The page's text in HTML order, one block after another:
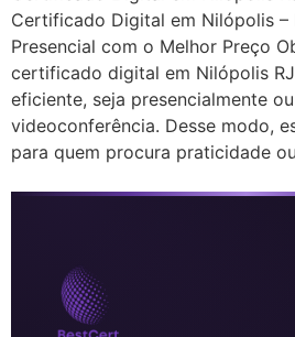
Certificado Digital em Nilópolis –
Presencial com o Melhor Preço
certificado digital em Nilópolis
eficiente, seja presencialmente
videoconferência. Desse modo,
para quem procura praticidade